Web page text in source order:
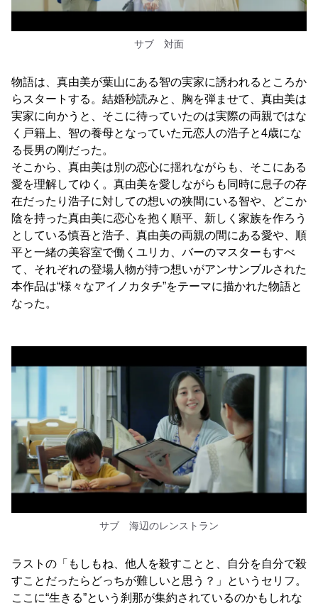
サブ 対面
物語は、真由美が葉山にある智の実家に誘われるところか
らスタートする。結婚秒読みと、胸を弾ませて、真由美は
実家に向かうと、そこに待っていたのは実際の両親ではな
く戸籍上、智の養母となっていた元恋人の浩子と4歳にな
る長男の剛だった。
そこから、真由美は別の恋心に揺れながらも、そこにある
愛を理解してゆく。真由美を愛しながらも同時に息子の存
在だったり浩子に対しての想いの狭間にいる智や、どこか
陰を持った真由美に恋心を抱く順平、新しく家族を作ろう
としている慎吾と浩子、真由美の両親の間にある愛や、順
平と一緒の美容室で働くユリカ、バーのマスターもすべ
て、それぞれの登場人物が持つ想いがアンサンブルされた
本作品は“様々なアイノカタチ”をテーマに描かれた物語と
なった。
サブ 海辺のレンストラン
ラストの「もしもね、他人を殺すことと、自分を自分で殺
すことだったらどっちが難しいと思う？」というセリフ。
ここに“生きる”という刹那が集約されているのかもしれな